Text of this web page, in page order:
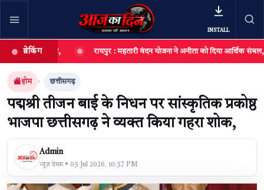
INSTALL
खबर खोजें
खोजें
ब्रेकिंग रायपुर : महतारी वंदन योजना ने अनीता को दिया आर्थिक संबल, छोटी दुकान
होम छत्तीसगढ़
पद्मश्री तीजन बाई के निधन पर सांस्कृतिक प्रकोष्ठ
भाजपा छत्तीसगढ़ ने व्यक्त किया गहरा शोक,
Admin
न्यूज़ डेस्क • 05 Jul 2026, 10:37 PM